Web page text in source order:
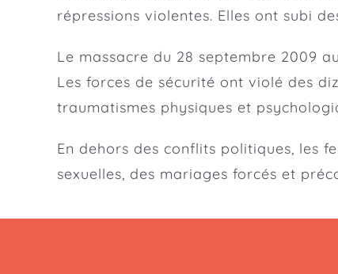
répressions violentes. Elles ont subi
Le massacre du 28 septembre 2009
Les forces de sécurité ont violé des
traumatismes physiques et
En dehors des conflits politiques, les
sexuelles, des mariages forcés et